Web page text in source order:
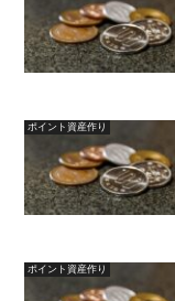
ポイント資産作り
ポイント資産作り